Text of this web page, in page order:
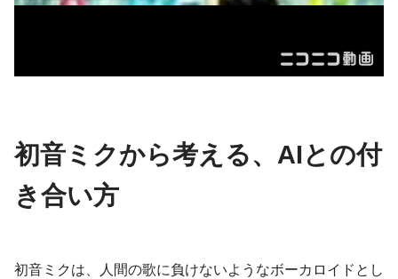
初音ミクから考える、AIとの付
き合い方
初音ミクは、人間の歌に負けないようなボーカロイドとし